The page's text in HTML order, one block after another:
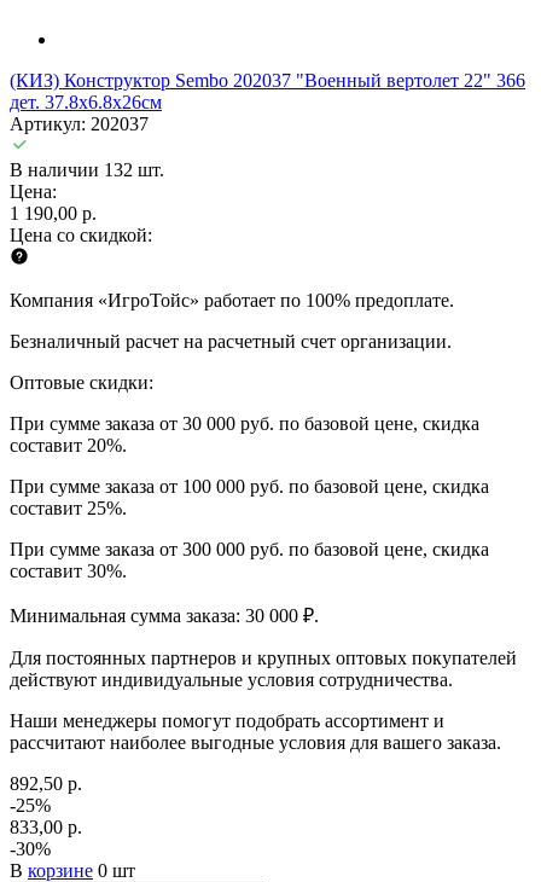
(КИЗ) Конструктор Sembo 202037 "Военный вертолет 22" 366
дет. 37.8х6.8х26см
Артикул: 202037
В наличии 132 шт.
Цена:
1 190,00 р.
Цена со скидкой:
Компания «ИгроТойс» работает по 100% предоплате.
Безналичный расчет на расчетный счет организации.
Оптовые скидки:
При сумме заказа от 30 000 руб. по базовой цене, скидка
составит 20%.
При сумме заказа от 100 000 руб. по базовой цене, скидка
составит 25%.
При сумме заказа от 300 000 руб. по базовой цене, скидка
составит 30%.
Минимальная сумма заказа: 30 000 ₽.
Для постоянных партнеров и крупных оптовых покупателей
действуют индивидуальные условия сотрудничества.
Наши менеджеры помогут подобрать ассортимент и
рассчитают наиболее выгодные условия для вашего заказа.
892,50 р.
-25%
833,00 р.
-30%
В корзине 0 шт